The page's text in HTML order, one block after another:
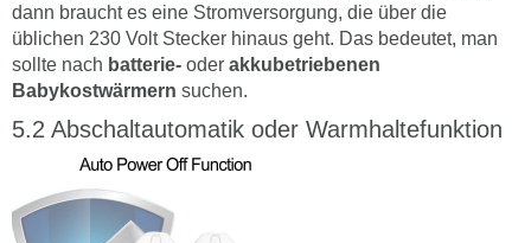
dann braucht es eine Stromversorgung, die über die
üblichen 230 Volt Stecker hinaus geht. Das bedeutet, man
sollte nach batterie- oder akkubetriebenen
Babykostwärmern suchen.
Abschaltautomatik oder Warmhaltefunktion